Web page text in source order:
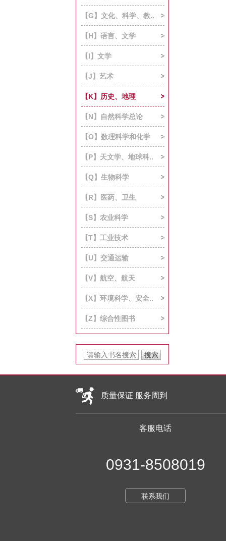
【G】文化、科学、教..
【H】语言、文学
【I】文学
【J】艺术
【K】历史、地理
【N】自然科学总论
【O】数理科学和化学
【P】天文学、地球科..
【Q】生物科学
【R】医药、卫生
【S】农业科学
【T】工业技术
【U】交通运输
【V】航空、航天
【X】环境科学、安全..
【Z】综合性图书
质量保证 服务周到
客服电话
0931-8508019
联系我们